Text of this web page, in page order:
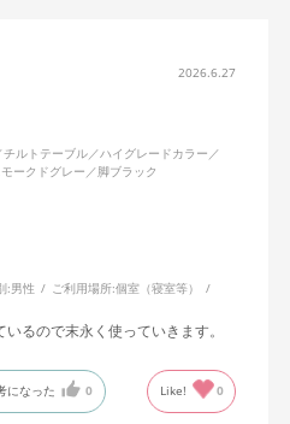
2026.6.27
ルトテーブル／ハイグレードカラー／
ークドグレー／脚ブラック
:男性 ご利用場所:個室（寝室等）
るので末永く使っていきます。
になった 0 Like! 0